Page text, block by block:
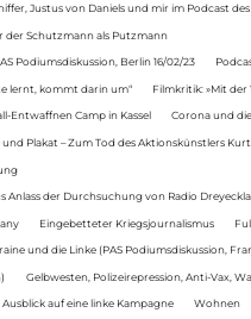
Justus von Daniels und mir im Podcast
der Schutzmann als Putzmann
Podiumsdiskussion, Berlin 16/02/23
lernt, kommt darin um“ Filmkritik: »Mit der
Entwaffnen Camp in Kassel Corona und
und Plakat – Zum Tod des Aktionskünstlers
Anlass der Durchsuchung von Radio
Eingebetteter Kriegsjournalismus
und die Linke (PAS Podiumsdiskussion,
Gelbwesten, Polizeirepression, Anti-Vax,
auf eine linke Kampagne Wohnen